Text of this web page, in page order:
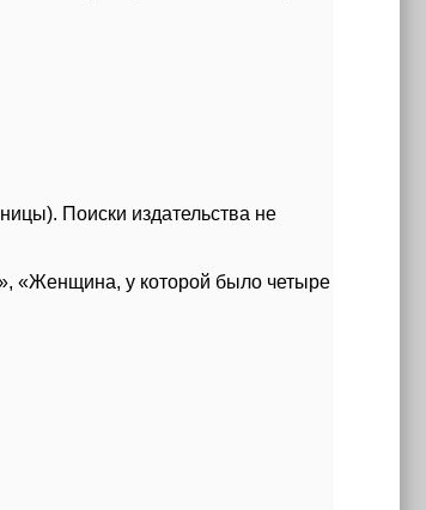
Поиски издательства не
«Женщина, у которой было четыре